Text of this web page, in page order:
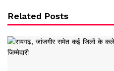
Related Posts